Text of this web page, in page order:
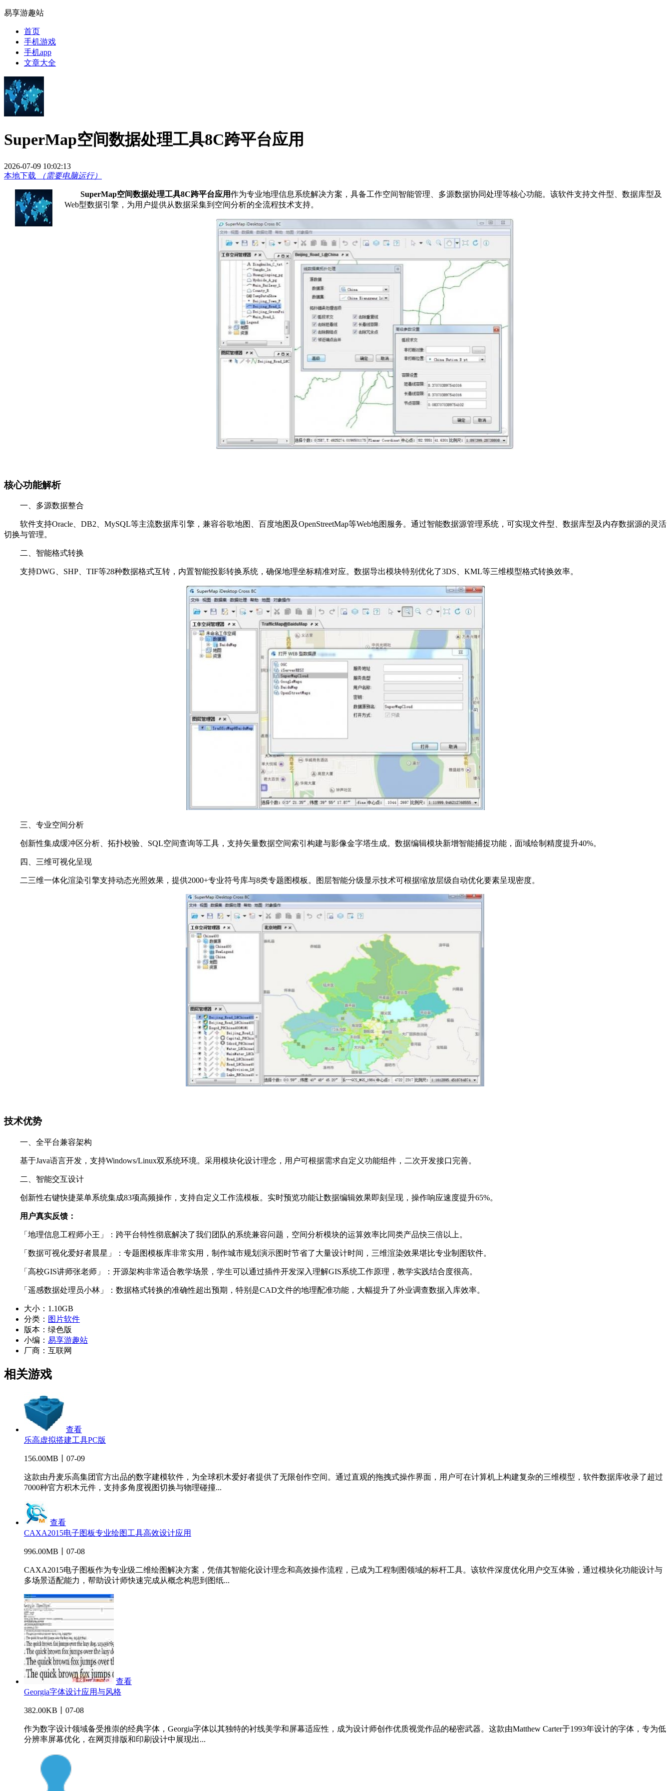
易享游趣站
首页
手机游戏
手机app
文章大全
SuperMap空间数据处理工具8C跨平台应用
2026-07-09 10:02:13
本地下载
（需要电脑运行）
SuperMap空间数据处理工具8C跨平台应用作为专业地理信息系统解决方案，具备工作空间智能管理、多源数据协同处理等核心功能。该软件支持文件型、数据库型及
Web型数据引擎，为用户提供从数据采集到空间分析的全流程技术支持。
核心功能解析
一、多源数据整合
软件支持Oracle、DB2、MySQL等主流数据库引擎，兼容谷歌地图、百度地图及OpenStreetMap等Web地图服务。通过智能数据源管理系统，可实现文件型、数据库型及内存数据源的灵活
切换与管理。
二、智能格式转换
支持DWG、SHP、TIF等28种数据格式互转，内置智能投影转换系统，确保地理坐标精准对应。数据导出模块特别优化了3DS、KML等三维模型格式转换效率。
三、专业空间分析
创新性集成缓冲区分析、拓扑校验、SQL空间查询等工具，支持矢量数据空间索引构建与影像金字塔生成。数据编辑模块新增智能捕捉功能，面域绘制精度提升40%。
四、三维可视化呈现
二三维一体化渲染引擎支持动态光照效果，提供2000+专业符号库与8类专题图模板。图层智能分级显示技术可根据缩放层级自动优化要素呈现密度。
技术优势
一、全平台兼容架构
基于Java语言开发，支持Windows/Linux双系统环境。采用模块化设计理念，用户可根据需求自定义功能组件，二次开发接口完善。
二、智能交互设计
创新性右键快捷菜单系统集成83项高频操作，支持自定义工作流模板。实时预览功能让数据编辑效果即刻呈现，操作响应速度提升65%。
用户真实反馈：
「地理信息工程师小王」：跨平台特性彻底解决了我们团队的系统兼容问题，空间分析模块的运算效率比同类产品快三倍以上。
「数据可视化爱好者晨星」：专题图模板库非常实用，制作城市规划演示图时节省了大量设计时间，三维渲染效果堪比专业制图软件。
「高校GIS讲师张老师」：开源架构非常适合教学场景，学生可以通过插件开发深入理解GIS系统工作原理，教学实践结合度很高。
「遥感数据处理员小林」：数据格式转换的准确性超出预期，特别是CAD文件的地理配准功能，大幅提升了外业调查数据入库效率。
大小： 1.10GB
分类： 图片软件
版本： 绿色版
小编： 易享游趣站
厂商： 互联网
相关游戏
查看
乐高虚拟搭建工具PC版
156.00MB丨07-09
这款由丹麦乐高集团官方出品的数字建模软件，为全球积木爱好者提供了无限创作空间。通过直观的拖拽式操作界面，用户可在计算机上构建复杂的三维模型，软件数据库收录了超过
7000种官方积木元件，支持多角度视图切换与物理碰撞...
查看
CAXA2015电子图板专业绘图工具高效设计应用
996.00MB丨07-08
CAXA2015电子图板作为专业级二维绘图解决方案，凭借其智能化设计理念和高效操作流程，已成为工程制图领域的标杆工具。该软件深度优化用户交互体验，通过模块化功能设计与
多场景适配能力，帮助设计师快速完成从概念构思到图纸...
查看
Georgia字体设计应用与风格
382.00KB丨07-08
作为数字设计领域备受推崇的经典字体，Georgia字体以其独特的衬线美学和屏幕适应性，成为设计师创作优质视觉作品的秘密武器。这款由Matthew Carter于1993年设计的字体，专为低
分辨率屏幕优化，在网页排版和印刷设计中展现出...